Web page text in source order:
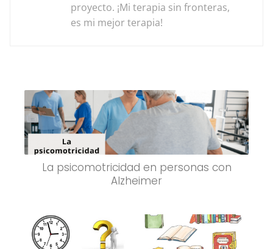
proyecto. ¡Mi terapia sin fronteras,
es mi mejor terapia!
La psicomotricidad en personas con
Alzheimer